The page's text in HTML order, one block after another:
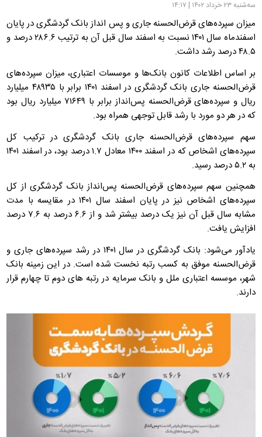
سه‌شنبه ۲۳ خرداد ۱۴۰۲ | ۱۴:۱۷
میزان سپرده‌های قرض‌الحسنه جاری و پس انداز بانک گردشگری در پایان
اسفندماه سال ۱۴۰۱ نسبت به اسفند سال قبل آن به ترتیب ۲۸۶.۶ درصد و
۴۸.۵ درصد رشد داشت.
بر اساس اطلاعات کانون بانک‌ها و موسسات اعتباری، میزان سپرده‌های
قرض‌الحسنه جاری بانک گردشگری در اسفند ۱۴۰۱ برابر با ۴۸۹۳۵ میلیارد
ریال و سپرده‌های قرض‌الحسنه پس‌انداز برابر با ۷۱۶۴۹ میلیارد ریال بود
که در هر دو مورد با رشد قابل توجهی همراه بود.
سهم سپرده‌های قرض‌الحسنه جاری بانک گردشگری در ترکیب کل
سپرده‌های اشخاص که در اسفند ۱۴۰۰ معادل ۱.۷ درصد بود، در اسفند ۱۴۰۱
به ۵.۲ درصد رسید.
همچنین سهم سپرده‌های قرض‌الحسنه پس‌انداز بانک گردشگری از کل
سپرده‌های اشخاص نیز در پایان اسفند سال ۱۴۰۱ در مقایسه با مدت
مشابه سال قبل آن نیز یک درصد بیشتر شد و از ۶.۶ درصد به ۷.۶ درصد
افزایش یافت.
یادآور می‌شود: بانک گردشگری در سال ۱۴۰۱ در رشد سپرده‌های جاری و
قرض‌الحسنه موفق به کسب رتبه نخست شده است. در این زمینه بانک
شهر، موسسه اعتباری ملل و بانک سرمایه در رتبه های دوم تا چهارم قرار
دارند.